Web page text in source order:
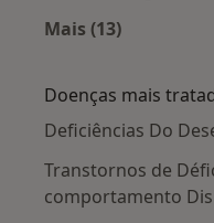
Mais (13)
Doenças mais
Deficiências Do
Transtornos de
comportamento